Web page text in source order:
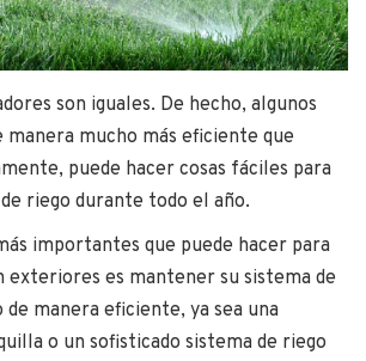
son iguales. De hecho, algunos
manera mucho más eficiente que
puede hacer cosas fáciles para
riego durante todo el año.
importantes que puede hacer para
exteriores es mantener su sistema de
manera eficiente, ya sea una
o un sofisticado sistema de riego